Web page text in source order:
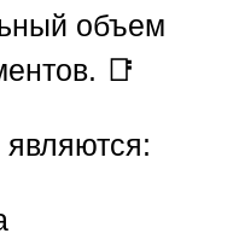
объем
📑